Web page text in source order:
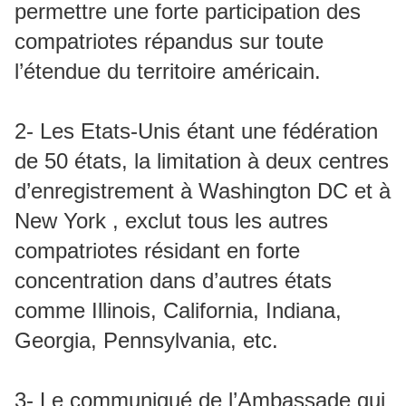
permettre une forte participation des
compatriotes répandus sur toute
l’étendue du territoire américain.
2- Les Etats-Unis étant une fédération
de 50 états, la limitation à deux centres
d’enregistrement à Washington DC et à
New York , exclut tous les autres
compatriotes résidant en forte
concentration dans d’autres états
comme Illinois, California, Indiana,
Georgia, Pennsylvania, etc.
3- Le communiqué de l’Ambassade qui